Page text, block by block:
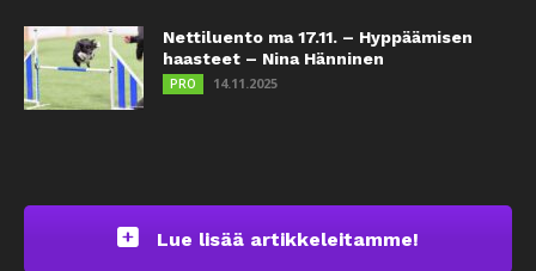
Nettiluento ma 17.11. – Hyppäämisen
haasteet – Nina Hänninen
PRO 14.11.2025
Lue lisää artikkeleitamme!